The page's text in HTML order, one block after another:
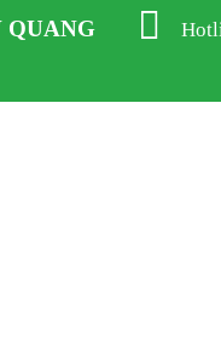
QUANG